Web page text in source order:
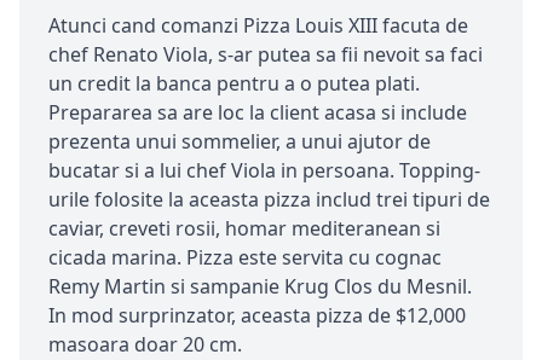
Atunci cand comanzi Pizza Louis XIII facuta de
chef Renato Viola, s-ar putea sa fii nevoit sa faci
un credit la banca pentru a o putea plati.
Prepararea sa are loc la client acasa si include
prezenta unui sommelier, a unui ajutor de
bucatar si a lui chef Viola in persoana. Topping-
urile folosite la aceasta pizza includ trei tipuri de
caviar, creveti rosii, homar mediteranean si
cicada marina. Pizza este servita cu cognac
Remy Martin si sampanie Krug Clos du Mesnil.
In mod surprinzator, aceasta pizza de $12,000
masoara doar 20 cm.